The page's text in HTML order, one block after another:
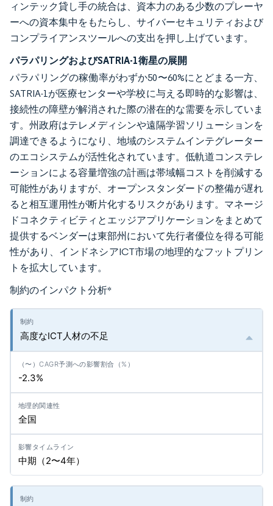
ィンテック貸し手の統合は、資本力のある少数のプレーヤ
ーへの資本集中をもたらし、サイバーセキュリティおよび
コンプライアンスツールへの支出を押し上げています。
パラパリングおよびSATRIA-1衛星の展開
パラパリングの稼働率がわずか50〜60%にとどまる一方、
SATRIA-1が医療センターや学校に与える即時的な影響は、
接続性の障壁が解消された際の潜在的な需要を示していま
す。州政府はテレメディシンや遠隔学習ソリューションを
調達できるようになり、地域のシステムインテグレーター
のエコシステムが活性化されています。低軌道コンステレ
ーションによる容量増強の計画は帯域幅コストを削減する
可能性がありますが、オープンスタンダードの整備が遅れ
ると相互運用性が断片化するリスクがあります。マネージ
ドコネクティビティとエッジアプリケーションをまとめて
提供するベンダーは東部州において先行者優位を得る可能
性があり、インドネシアICT市場の地理的なフットプリン
トを拡大しています。
制約のインパクト分析*
高度なICT人材の不足
-2.3%
全国
中期（2〜4年）